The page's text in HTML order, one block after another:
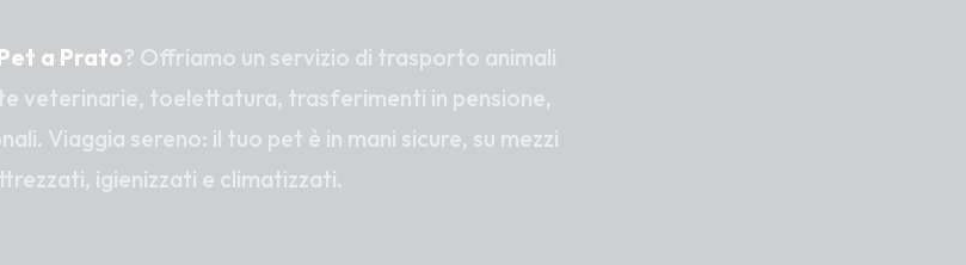
a Prato? Offriamo un servizio di trasporto animali
veterinarie, toelettatura, trasferimenti in pensione,
Viaggia sereno: il tuo pet è in mani sicure, su mezzi
igienizzati e climatizzati.